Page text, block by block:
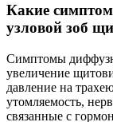
Какие
узловой зоб
Симптомы
увеличение
давление на
утомляемость,
связанные с